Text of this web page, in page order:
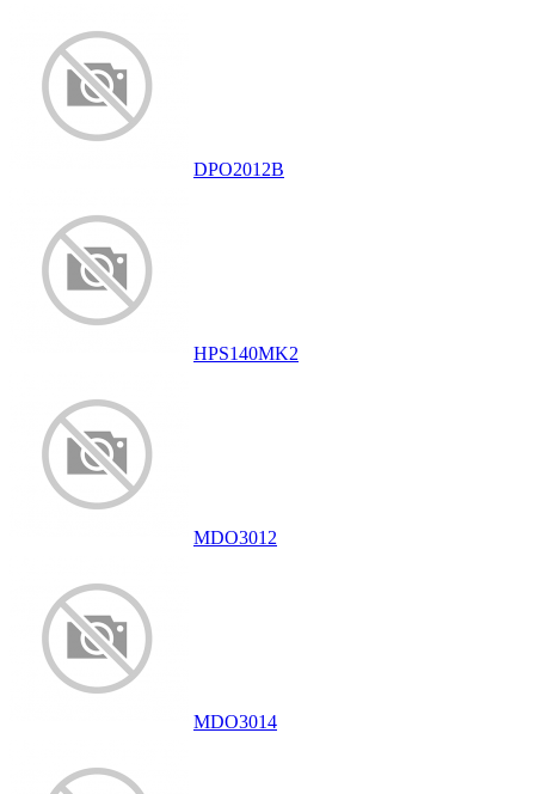
DPO2012B
HPS140MK2
MDO3012
MDO3014